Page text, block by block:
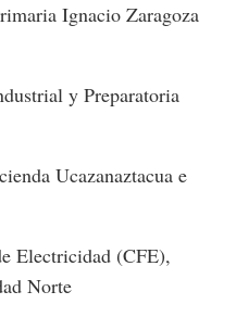
Ignacio Zaragoza
y Preparatoria
Ucazanaztacua e
Electricidad (CFE),
Norte